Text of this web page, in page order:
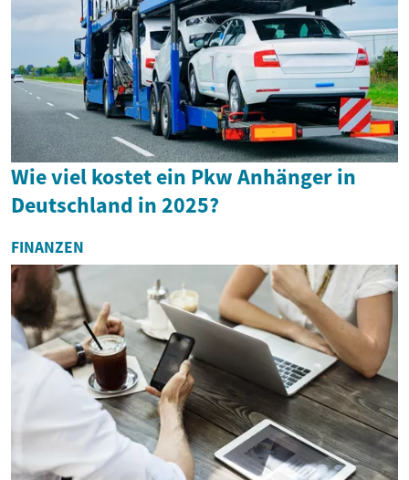
Wie viel kostet ein Pkw Anhänger in
Deutschland in 2025?
FINANZEN